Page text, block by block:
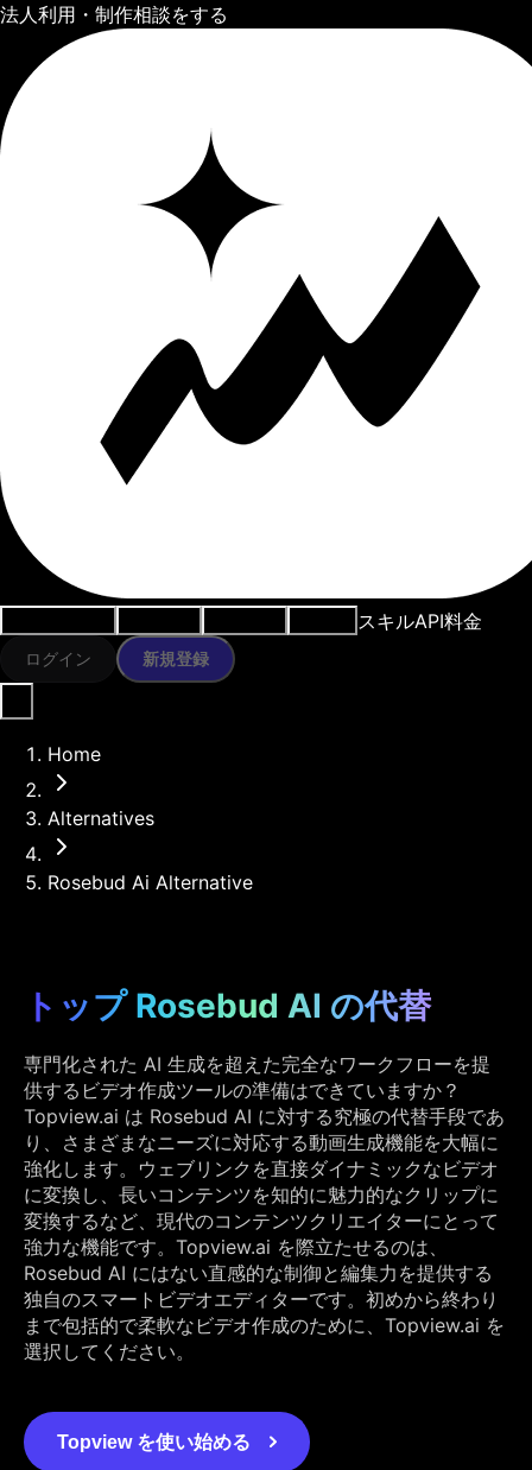
法人利用・制作相談をする
スキルAPI料金
ログイン 新規登録
Home
Alternatives
Rosebud Ai Alternative
トップ Rosebud AI の代替
専門化された AI 生成を超えた完全なワークフローを提
供するビデオ作成ツールの準備はできていますか？
Topview.ai は Rosebud AI に対する究極の代替手段であ
り、さまざまなニーズに対応する動画生成機能を大幅に
強化します。ウェブリンクを直接ダイナミックなビデオ
に変換し、長いコンテンツを知的に魅力的なクリップに
変換するなど、現代のコンテンツクリエイターにとって
強力な機能です。Topview.ai を際立たせるのは、
Rosebud AI にはない直感的な制御と編集力を提供する
独自のスマートビデオエディターです。初めから終わり
まで包括的で柔軟なビデオ作成のために、Topview.ai を
選択してください。
Topview を使い始める